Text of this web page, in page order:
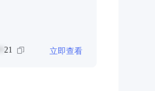
21 立即查看